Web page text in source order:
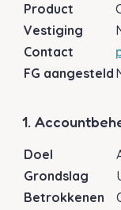
Product
Vestiging
Contact
FG aangesteld
1.
Doel
Grondslag
Betrokkenen